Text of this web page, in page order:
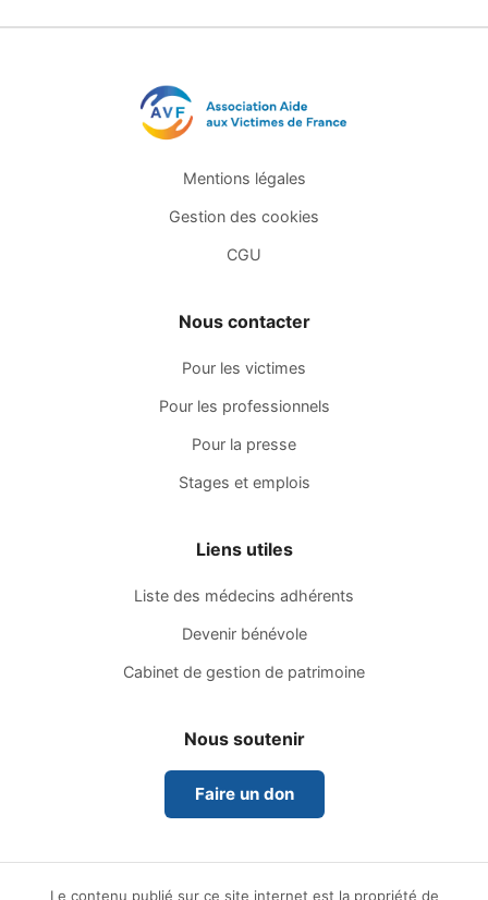
Mentions légales
Gestion des cookies
CGU
Nous contacter
Pour les victimes
Pour les professionnels
Pour la presse
Stages et emplois
Liens utiles
Liste des médecins adhérents
Devenir bénévole
Cabinet de gestion de patrimoine
Nous soutenir
Faire un don
Le contenu publié sur ce site internet est la propriété de